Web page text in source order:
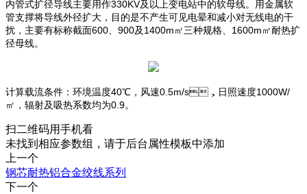
内管式扩径导线主要用作330KV及以上变电站中的软母线。用金属软
管支撑将导线外径扩大，目的是不产生可见电晕和减小对无线电的干
扰，主要有标称截面600、900及1400m㎡三种规格、1600m㎡耐热扩
径母线。
计算载流条件：环境温度40℃，风速0.5m/s，日照速度1000W/
㎡，辐射及吸热系数均为0.9。
扫二维码用手机看
未找到相应参数组，请于后台属性模板中添加
上一个
钢芯耐热铝合金绞线系列
下一个